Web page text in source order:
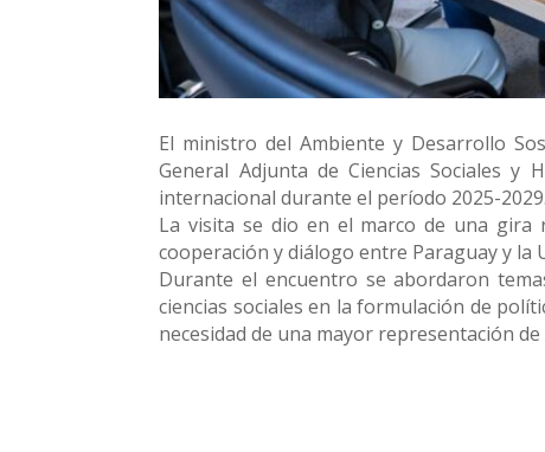
El ministro del Ambiente y Desarrollo
General Adjunta de Ciencias Sociales
internacional durante el período 2025-2029.
La visita se dio en el marco de una gira
cooperación y diálogo entre Paraguay y la
Durante el encuentro se abordaron
ciencias sociales en la formulación de
necesidad de una mayor representación